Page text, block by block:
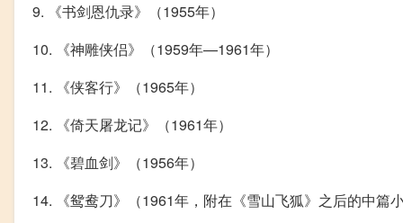
9. 《书剑恩仇录》（1955年）
10. 《神雕侠侣》（1959年—1961年）
11. 《侠客行》（1965年）
12. 《倚天屠龙记》（1961年）
13. 《碧血剑》（1956年）
14. 《鸳鸯刀》（1961年，附在《雪山飞狐》之后的中篇小